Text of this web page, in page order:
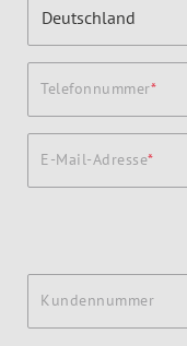
Telefonnummer
E-Mail-Adresse
Kundennummer